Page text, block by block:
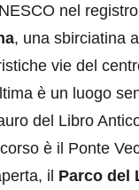
nel
, una sbirciatina
vie del
è un luogo
del Libro
è il Ponte
il Parco del